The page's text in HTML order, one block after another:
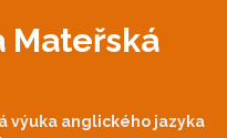
Mateřská
výuka anglického jazyka